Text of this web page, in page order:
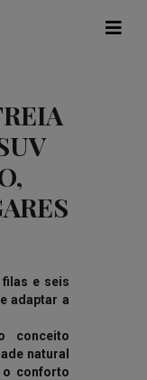
e seis
adaptar a
conceito
natural
conforto